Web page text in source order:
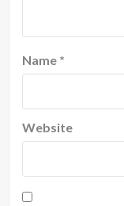
Name *
Website